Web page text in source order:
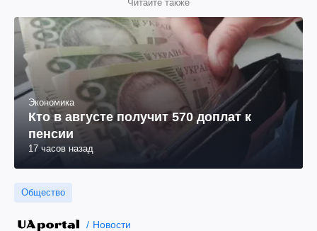
Читайте также
Экономика
Кто в августе получит 570 доплат к
пенсии
17 часов назад
Общество
Новости